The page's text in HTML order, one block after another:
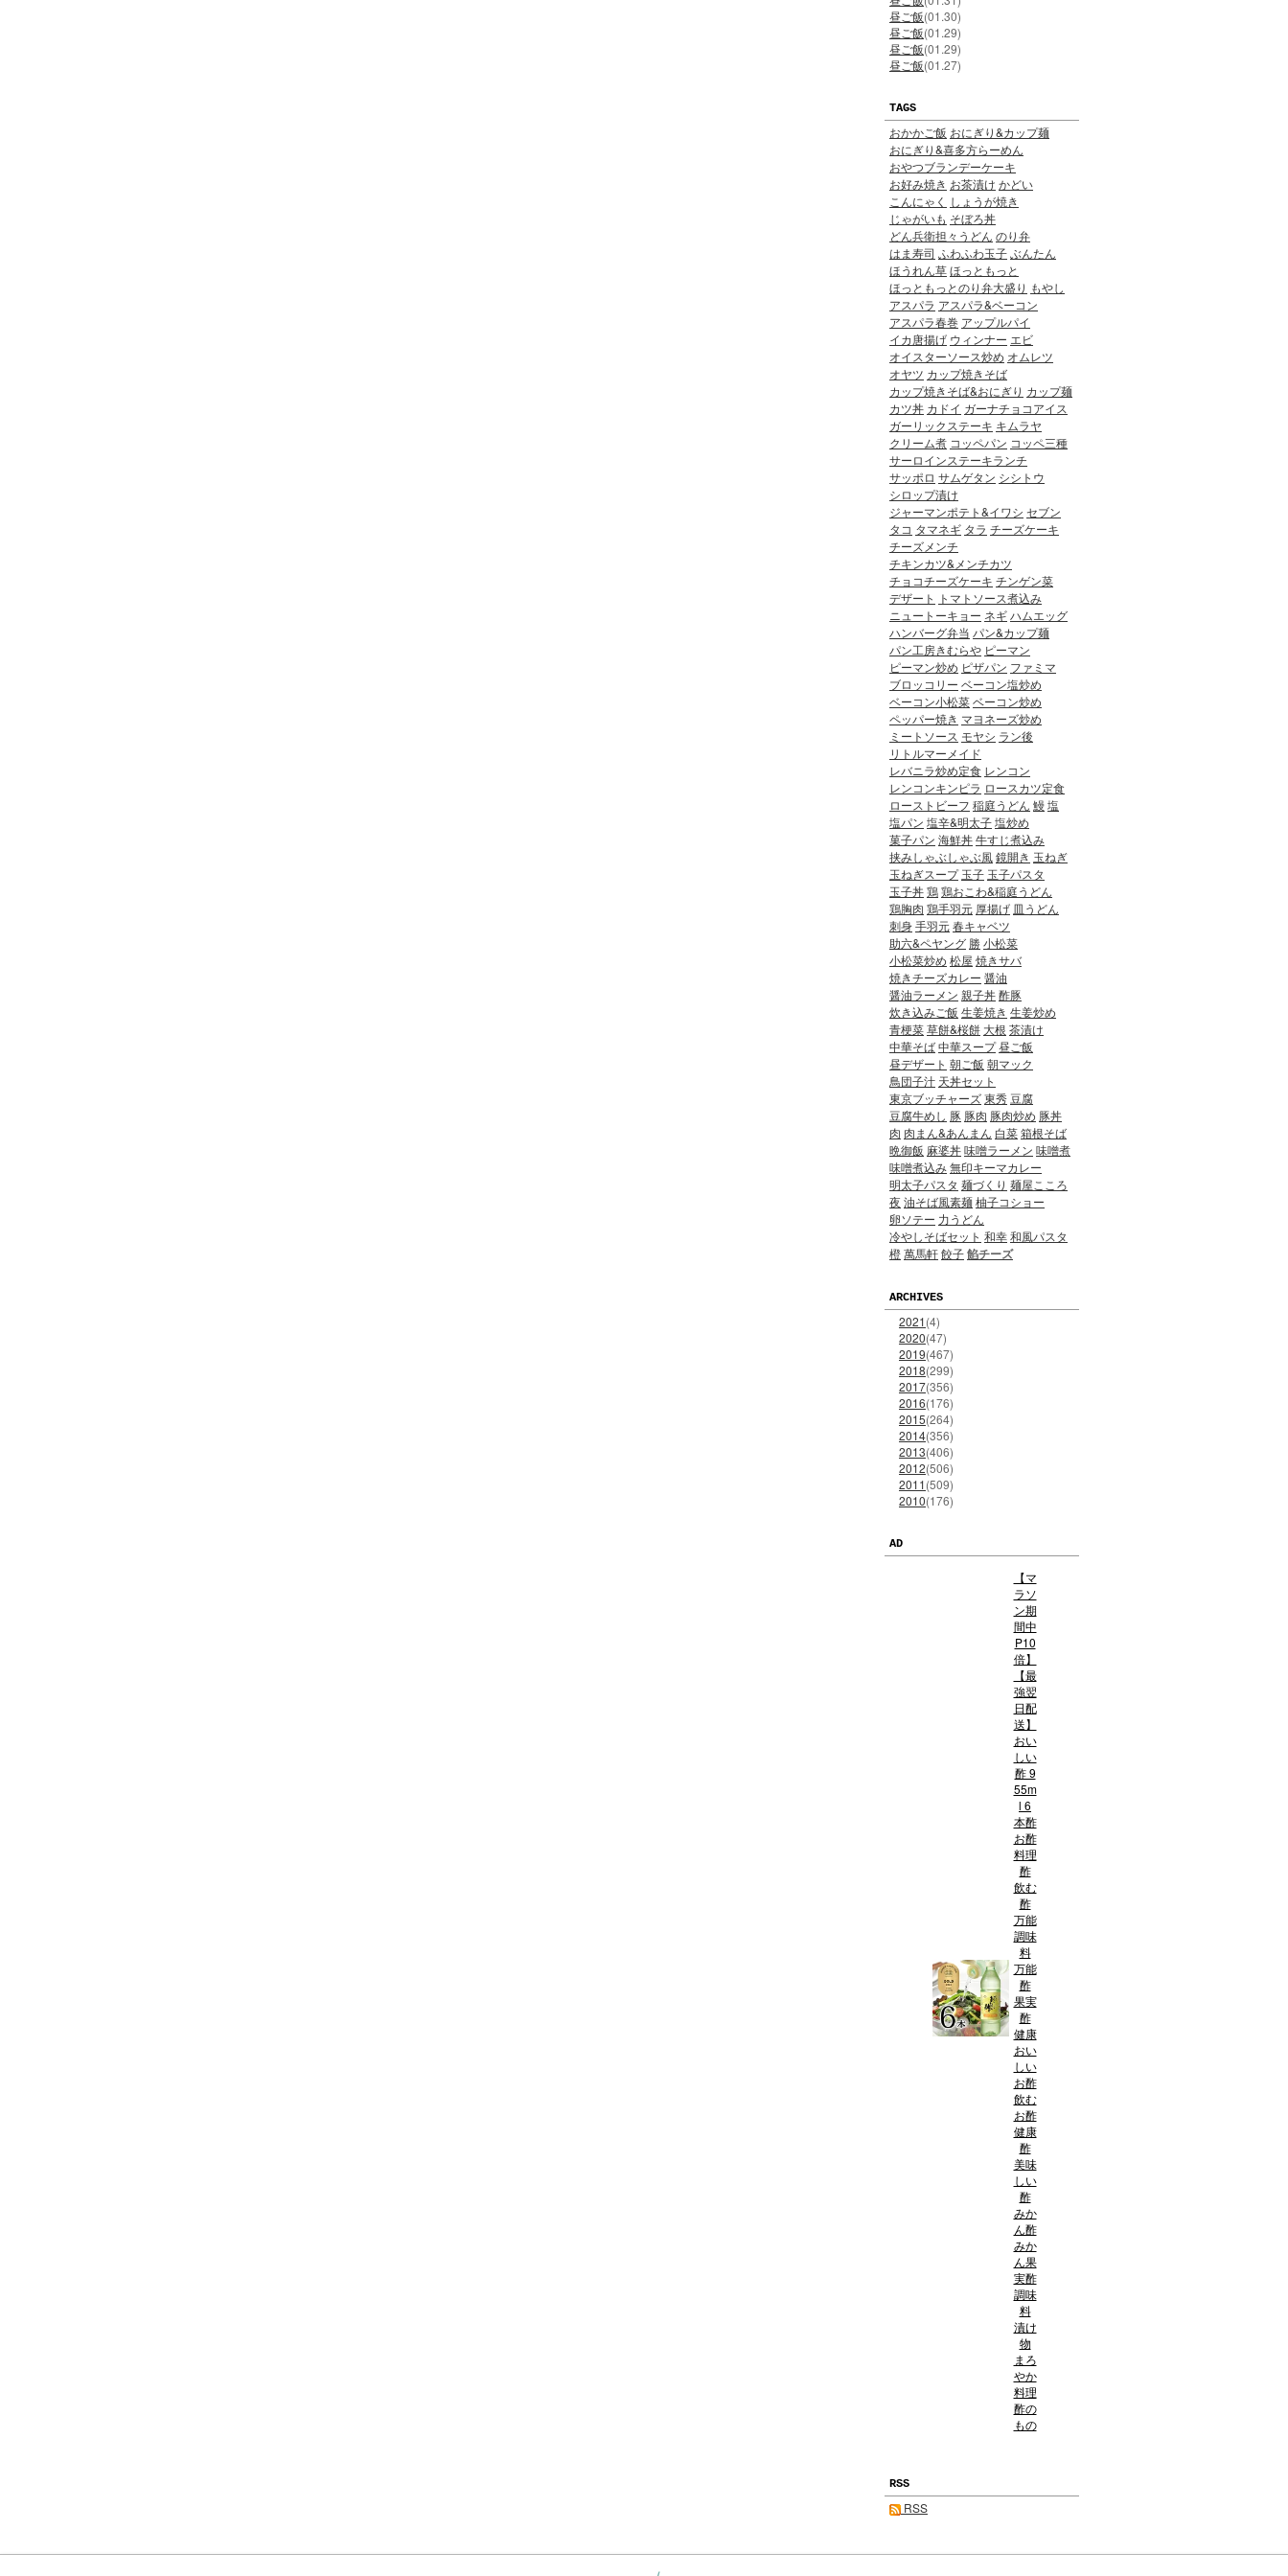
昼ご飯(01.30)
昼ご飯(01.29)
昼ご飯(01.29)
昼ご飯(01.27)
TAGS
おかかご飯 おにぎり&カップ麺
おにぎり&喜多方らーめん
おやつブランデーケーキ
お好み焼き お茶漬け かどい
こんにゃく しょうが焼き
じゃがいも そぼろ丼
どん兵衛担々うどん のり弁
はま寿司 ふわふわ玉子ぶんたん
ほうれん草ほっともっと
ほっともっとのり弁大盛り もやし
アスパラ アスパラ&ベーコン
アスパラ春巻 アップルパイ
イカ唐揚げ ウィンナー エビ
オイスターソース炒め オムレツ
オヤツ カップ焼きそば
カップ焼きそば&おにぎり カップ麺
カツ丼 カドイ ガーナチョコアイス
ガーリックステーキ キムラヤ
クリーム煮 コッペパン コッペ三種
サーロインステーキランチ
サッポロ サムゲタン シシトウ
シロップ漬け
ジャーマンポテト&イワシ セブン
タコ タマネギ タラ チーズケーキ
チーズメンチ
チキンカツ&メンチカツ
チョコチーズケーキ チンゲン菜
デザート トマトソース煮込み
ニュートーキョー ネギハムエッグ
ハンバーグ弁当 パン&カップ麺
パン工房きむらや ピーマン
ピーマン炒め ピザパン ファミマ
ブロッコリー ベーコン塩炒め
ベーコン小松菜ベーコン炒め
ペッパー焼き マヨネーズ炒め
ミートソース モヤシ ラン後
リトルマーメイド
レバニラ炒め定食 レンコン
レンコンキンピラ ロースカツ定食
ローストビーフ 稲庭うどん 鰻塩
塩パン 塩辛&明太子塩炒め
菓子パン 海鮮丼牛すじ煮込み
挟みしゃぶしゃぶ風鏡開き 玉ねぎ
玉ねぎスープ 玉子 玉子パスタ
玉子丼鶏鶏おこわ&稲庭うどん
鶏胸肉 鶏手羽元 厚揚げ 皿うどん
刺身手羽元春キャベツ
助六&ペヤング 勝 小松菜
小松菜炒め 松屋 焼きサバ
焼きチーズカレー 醤油
醤油ラーメン 親子丼酢豚
炊き込みご飯 生姜焼き 生姜炒め
青梗菜草餅&桜餅 大根 茶漬け
中華そば中華スープ昼ご飯
昼デザート 朝ご飯 朝マック
鳥団子汁 天丼セット
東京ブッチャーズ東秀 豆腐
豆腐牛めし 豚 豚肉 豚肉炒め 豚丼
肉 肉まん&あんまん 白菜箱根そば
晩御飯 麻婆丼味噌ラーメン 味噌煮
味噌煮込み無印キーマカレー
明太子パスタ 麺づくり 麺屋こころ
夜油そば風素麺柚子コショー
卵ソテー 力うどん
冷やしそばセット 和幸和風パスタ
橙萬馬軒餃子餡チーズ
ARCHIVES
2021(4)
2020(47)
2019(467)
2018(299)
2017(356)
2016(176)
2015(264)
2014(356)
2013(406)
2012(506)
2011(509)
2010(176)
AD
【マ
ラソ
ン期
間中
P10
倍】
【最
強翌
日配
送】
おい
しい
酢 9
55m
l 6
本酢
お酢
料理
酢
飲む
酢
万能
調味
料
万能
酢
果実
酢
健康
おい
しい
お酢
飲む
お酢
健康
酢
美味
しい
酢
みか
ん酢
みか
ん果
実酢
調味
料
漬け
物
まろ
やか
料理
酢の
もの
RSS
RSS